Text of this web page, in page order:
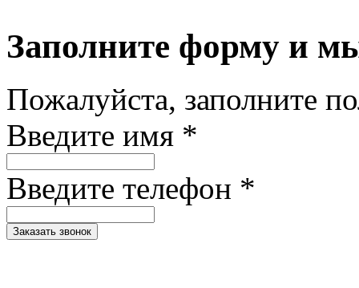
Заполните форму и
Пожалуйста, заполните
Введите имя *
Введите телефон *